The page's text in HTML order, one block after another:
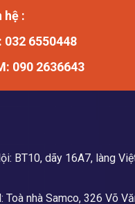
hệ :
032 6550448
090 2636643
BT10, dãy 16A7, làng
Toà nhà Samco, 326 Võ